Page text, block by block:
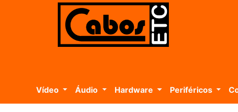
Vídeo Áudio Hardware Periféricos